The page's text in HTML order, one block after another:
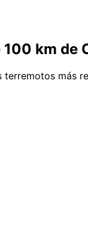
km de
más